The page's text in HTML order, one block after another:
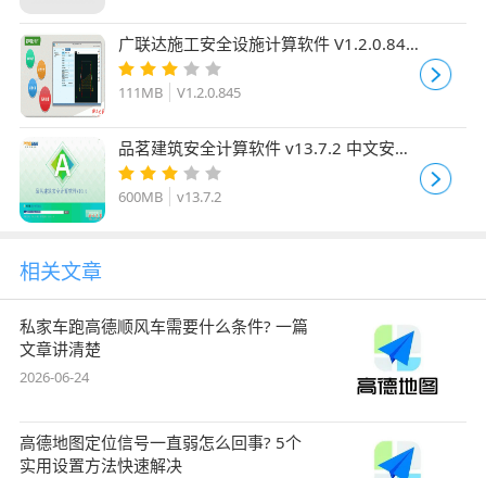
广联达施工安全设施计算软件 V1.2.0.845
官方免费安装版
111MB V1.2.0.845
品茗建筑安全计算软件 v13.7.2 中文安装
免费版
600MB v13.7.2
相关文章
私家车跑高德顺风车需要什么条件? 一篇
文章讲清楚
2026-06-24
高德地图定位信号一直弱怎么回事? 5个
实用设置方法快速解决